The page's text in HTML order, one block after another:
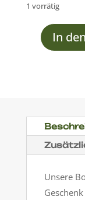
1 vorrätig
In
Unsere